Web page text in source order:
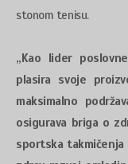
stonom tenisu.
„Kao lider
plasira svoje
maksimalno
osigurava briga o
sportska